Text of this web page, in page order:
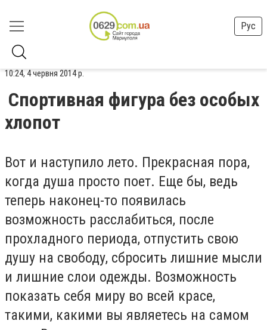
Рус
10:24, 4 червня 2014 р.
Спортивная фигура без особых
хлопот
Вот и наступило лето. Прекрасная пора,
когда душа просто поет. Еще бы, ведь
теперь наконец-то появилась
возможность расслабиться, после
прохладного периода, отпустить свою
душу на свободу, сбросить лишние мысли
и лишние слои одежды. Возможность
показать себя миру во всей красе,
такими, какими вы являетесь на самом